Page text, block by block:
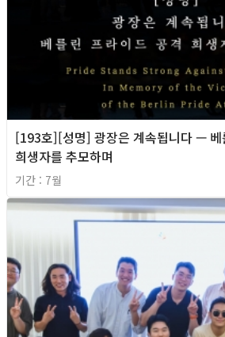
[193호][성명] 광장은 계속됩니다 — 베
희생자를 추모하며
기간 : 7월